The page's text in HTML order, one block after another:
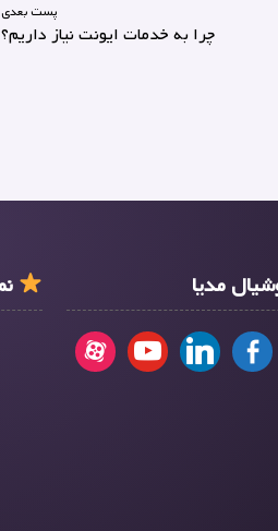
پست بعدی
چرا به خدمات ایونت نیاز داریم؟
مدیا